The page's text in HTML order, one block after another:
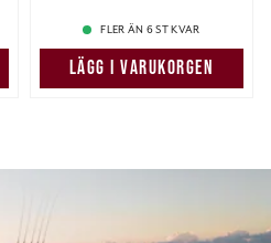
FLER ÄN 6 ST KVAR
LÄGG I VARUKORGEN